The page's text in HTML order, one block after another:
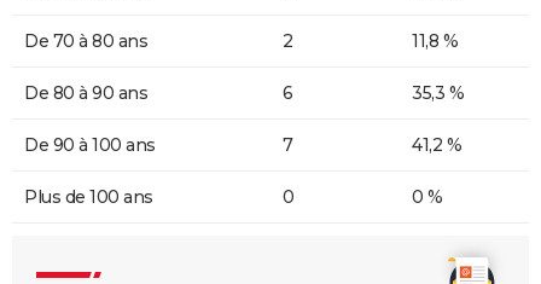
De 70 à 80 ans 2 11,8 %
De 80 à 90 ans 6 35,3 %
De 90 à 100 ans 7 41,2 %
Plus de 100 ans 0 0 %